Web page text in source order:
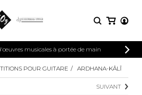
de partitions
et en
CONNEXION
INSCRIPTION
musicales à portée de main
PARTITIONS
Méthodes
POUR GUITARE ARDHANA-KÂLÎ
SUIVANT